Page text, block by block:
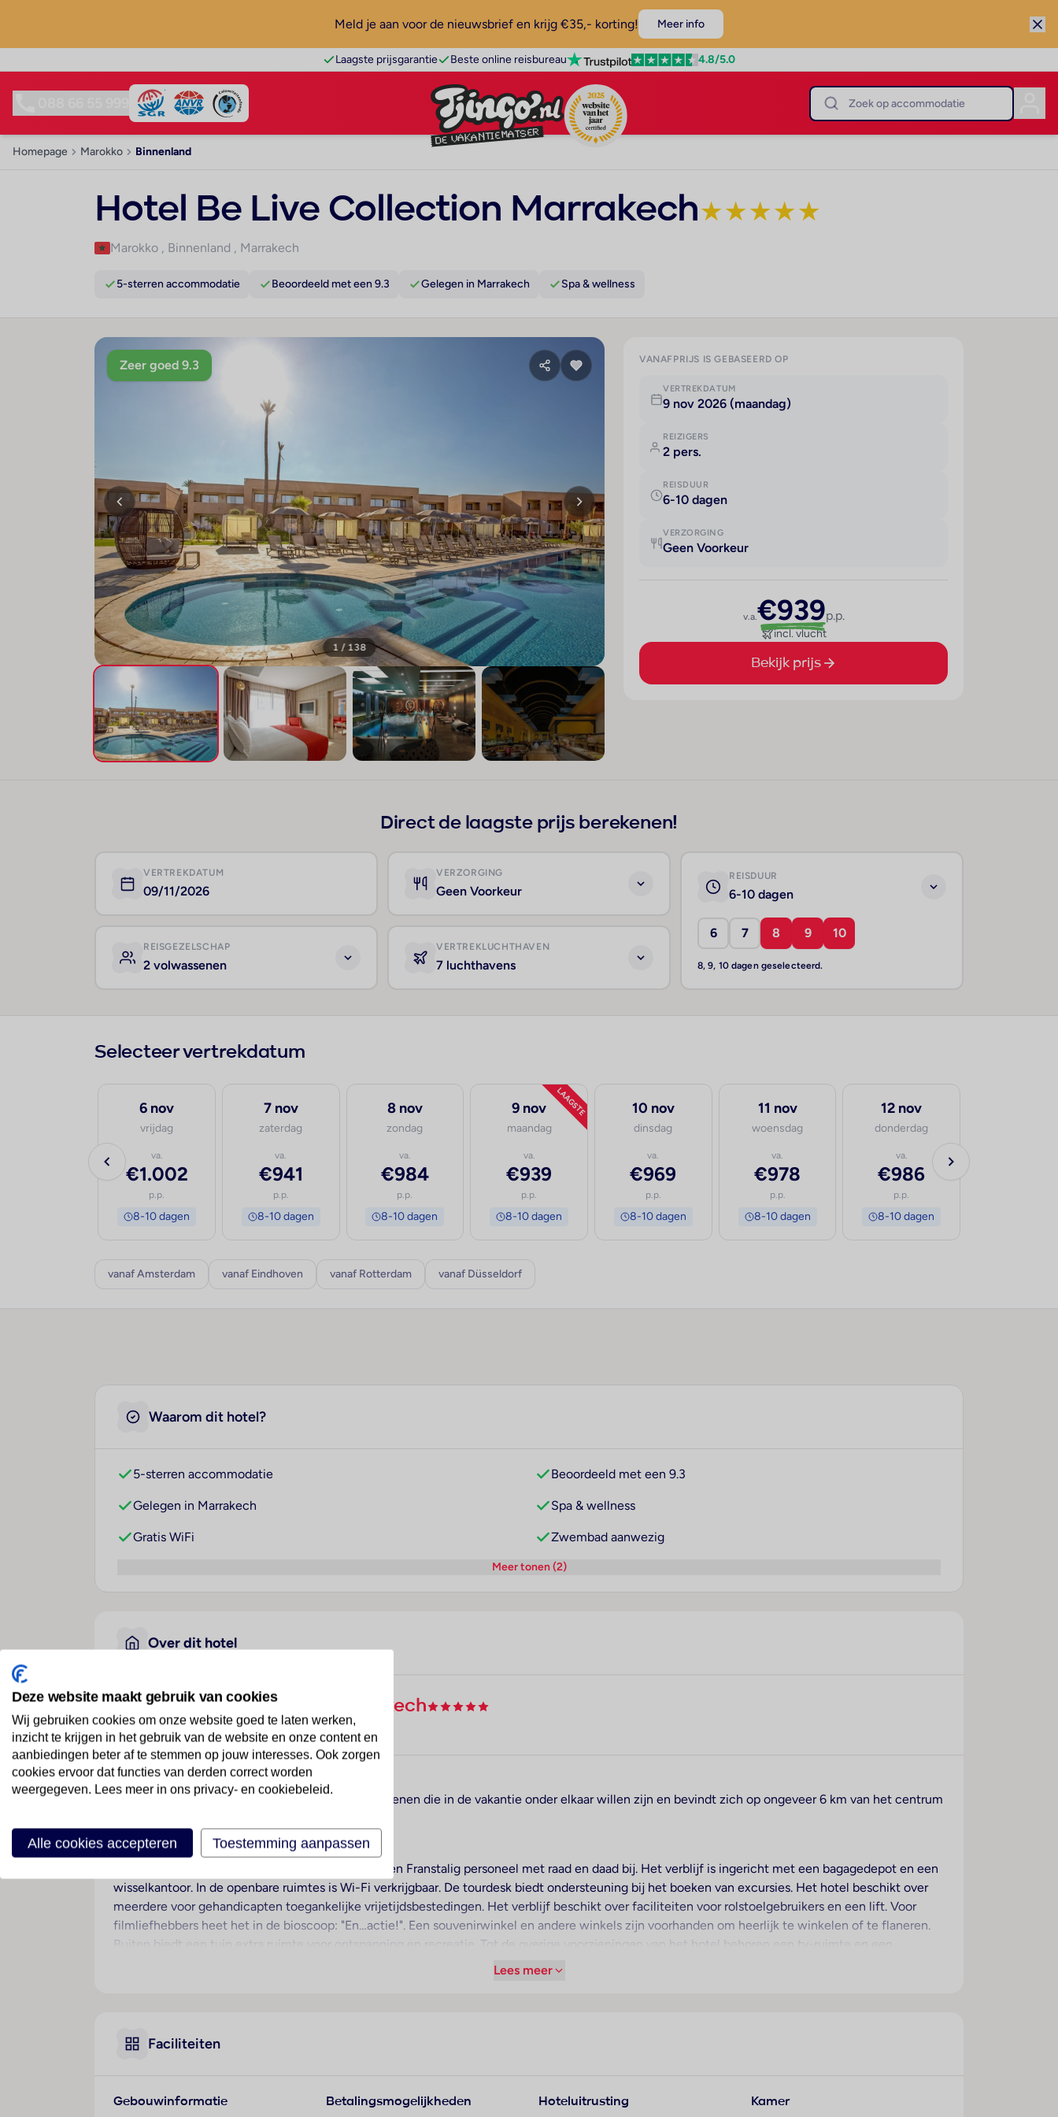
Meld je aan voor de nieuwsbrief en krijg €35,- korting! Meer info
Laagste prijsgarantie Beste online reisbureau 4.8/5.0
Homepage Marokko Binnenland
Hotel Be Live Collection Marrakech★★★★★
Marokko , Binnenland , Marrakech
5-sterren accommodatie Beoordeeld met een 9.3 Gelegen in Marrakech Spa & wellness
Zeer goed 9.3
1 / 138
VANAFPRIJS IS GEBASEERD OP
VERTREKDATUM
9 nov 2026 (maandag)
REIZIGERS
2 pers.
REISDUUR
6-10 dagen
VERZORGING
Geen Voorkeur
v.a.€939p.p.
incl. vlucht
Bekijk prijs
Direct de laagste prijs berekenen!
VERTREKDATUM
09/11/2026
VERZORGING
Geen Voorkeur
REISDUUR
6-10 dagen
6 7 8 9 10
8, 9, 10 dagen geselecteerd.
REISGEZELSCHAP
2 volwassenen
VERTREKLUCHTHAVEN
7 luchthavens
Selecteer vertrekdatum
6 nov
vrijdag
va.
€1.002
p.p.
8-10 dagen
7 nov
zaterdag
va.
€941
p.p.
8-10 dagen
8 nov
zondag
va.
€984
p.p.
8-10 dagen
LAAGSTE
9 nov
maandag
va.
€939
p.p.
8-10 dagen
10 nov
dinsdag
va.
€969
p.p.
8-10 dagen
11 nov
woensdag
va.
€978
p.p.
8-10 dagen
12 nov
donderdag
va.
€986
p.p.
8-10 dagen
vanaf Amsterdam vanaf Eindhoven vanaf Rotterdam vanaf Düsseldorf
Waarom dit hotel?
5-sterren accommodatie Beoordeeld met een 9.3
Gelegen in Marrakech Spa & wellness
Gratis WiFi Zwembad aanwezig
Meer tonen (2)
Over dit hotel
Hotel Be Live Collection Marrakech
Marokko · Binnenland · Marrakech
Ligging
Dit hotel ligt in een ideale omgeving voor volwassenen die in de vakantie onder elkaar willen zijn en bevindt zich op ongeveer 6 km van het centrum
Hotelfaciliteiten
Aan de receptie in de ontvangsthal staat Engels- en Franstalig personeel met raad en daad bij. Het verblijf is ingericht met een bagagedepot en een
wisselkantoor. In de openbare ruimtes is Wi-Fi verkrijgbaar. De tourdesk biedt ondersteuning bij het boeken van excursies. Het hotel beschikt over
meerdere voor gehandicapten toegankelijke vrijetijdsbestedingen. Het verblijf beschikt over faciliteiten voor rolstoelgebruikers en een lift. Voor
filmliefhebbers heet het in de bioscoop: "En…actie!". Een souvenirwinkel en andere winkels zijn voorhanden om heerlijk te winkelen of te flaneren.
Buiten biedt een tuin extra ruimte voor ontspanning en recreatie. Tot de overige voorzieningen van het hotel behoren een tv-ruimte en een
bibliotheek. Desgewenst beschikken de reizigers over parkeerplaatsen kosteloos. Tot de aangeboden diensten horen een 24-uurs beveiligingsdienst,
In de kamers zijn airconditioning en verwarming voorhanden. De gasten kunnen vanaf het balkon of het terras van het uitzicht op het zwembad
standaardvoorzieningen. Voor optimaal comfort zorgen een telefoon, een tv met satelliet-/kabelontvangst, een wekker en Wi-Fi (kosteloos). Tot de
Lees meer
Faciliteiten
Gebouwinformatie Betalingsmogelijkheden Hoteluitrusting Kamer
Deze website maakt gebruik van cookies
Wij gebruiken cookies om onze website goed te laten werken,
inzicht te krijgen in het gebruik van de website en onze content en
aanbiedingen beter af te stemmen op jouw interesses. Ook zorgen
cookies ervoor dat functies van derden correct worden
weergegeven. Lees meer in ons privacy- en cookiebeleid.
Alle cookies accepteren Toestemming aanpassen